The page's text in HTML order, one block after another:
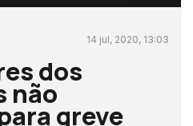
14 jul, 2020, 13:03
dos
não
greve